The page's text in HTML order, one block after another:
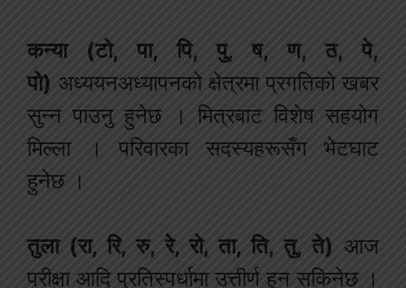
कन्या (टो, पा, पि, पु, ष, ण, ठ, पे,
पो) अध्ययनअध्यापनको क्षेत्रमा प्रगतिको खबर
सुन्न पाउनु हुनेछ । मित्रबाट विशेष सहयोग
मिल्ला । परिवारका सदस्यहरूसँग भेटघाट
हुनेछ ।
तुला (रा, रि, रु, रे, रो, ता, ति, तु, ते) आज
परीक्षा आदि प्रतिस्पर्धामा उत्तीर्ण हुन सकिनेछ ।